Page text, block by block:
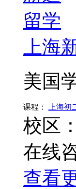
上海
美国
课程： 上海初
校区：
在线
查看